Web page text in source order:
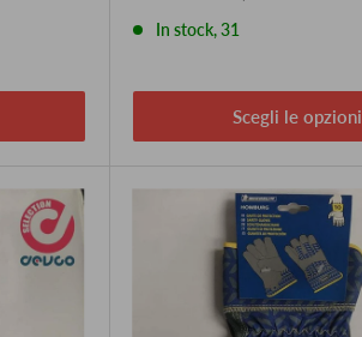
In stock, 31
Scegli le opzioni